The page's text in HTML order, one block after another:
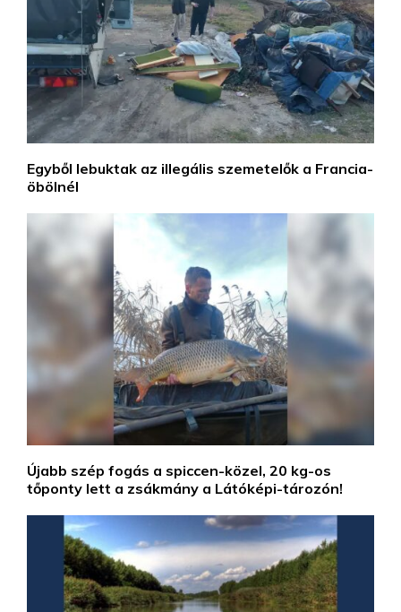
Egyből lebuktak az illegális szemetelők a Francia-
öbölnél
Újabb szép fogás a spiccen-közel, 20 kg-os
tőponty lett a zsákmány a Látóképi-tározón!